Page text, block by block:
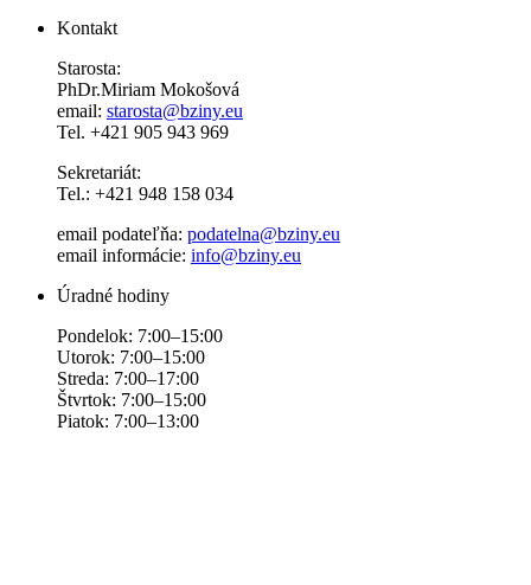
Kontakt
Starosta:
PhDr.Miriam Mokošová
email: starosta@bziny.eu
Tel. +421 905 943 969
Sekretariát:
Tel.: +421 948 158 034
email podateľňa: podatelna@bziny.eu
email informácie: info@bziny.eu
Úradné hodiny
Pondelok: 7:00–15:00
Utorok: 7:00–15:00
Streda: 7:00–17:00
Štvrtok: 7:00–15:00
Piatok: 7:00–13:00